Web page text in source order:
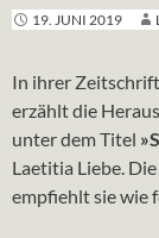
19. JUNI 2019
In ihrer Zeitschrift
erzählt die
unter dem Titel
Laetitia Liebe.
empfiehlt sie wie